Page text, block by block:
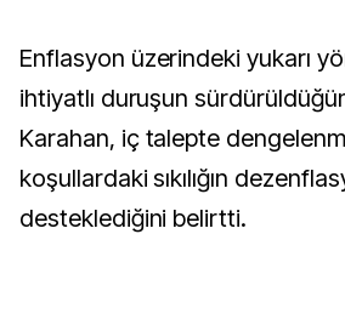
Enflasyon üzerindeki yukarı
ihtiyatlı duruşun
Karahan, iç talepte
koşullardaki sıkılığın
desteklediğini belirtti.